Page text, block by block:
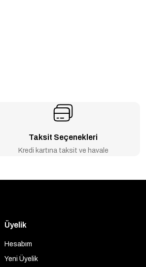
Taksit Seçenekleri
Kredi kartına taksit ve havale
Üyelik
Hesabım
Yeni Üyelik